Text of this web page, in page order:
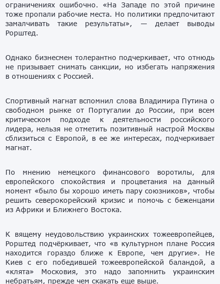
ограничениях ошибочно. «На Западе по этой причине
тоже пропали рабочие места. Но политики предпочитают
замалчивать такие результаты», — делает выводы
Рорштед.
Однако бизнесмен толерантно подчеркивает, что отнюдь
не призывает снимать санкции, но избегать напряжения
в отношениях с Россией.
Спортивный магнат вспомнил слова Владимира Путина о
свободном рынке от Португалии до России, при всем
критическом подходе к деятельности российского
лидера, нельзя не отметить позитивный настрой Москвы
сблизиться с Европой, в ее же интересах, подчеркивает
магнат.
По мнению немецкого финансового воротилы, для
европейского спокойствия и процветания на данный
момент «было бы хорошо иметь пару союзников», чтобы
решить северокорейский кризис и помочь с беженцами
из Африки и Ближнего Востока.
К вящему неудовольствию украинских тожеевропейцев,
Рорштед подчёркивает, что «в культурном плане Россия
находится гораздо ближе к Европе, чем другие». Не
Киев с его победившей тожеевропейской баландой, а
«клята» Московия, это надо запомнить украинским
небратьям, прежде чем скакать еще выше.